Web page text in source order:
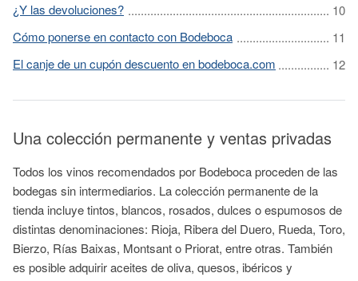
¿Y las devoluciones?
Cómo ponerse en contacto con Bodeboca
El canje de un cupón descuento en bodeboca.com
Una colección permanente y ventas privadas
Todos los vinos recomendados por Bodeboca proceden de las
bodegas sin intermediarios. La colección permanente de la
tienda incluye tintos, blancos, rosados, dulces o espumosos de
distintas denominaciones: Rioja, Ribera del Duero, Rueda, Toro,
Bierzo, Rías Baixas, Montsant o Priorat, entre otras. También
es posible adquirir aceites de oliva, quesos, ibéricos y